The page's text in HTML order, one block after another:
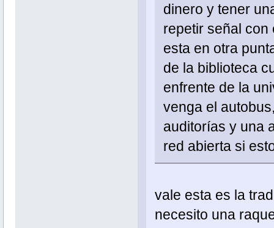
dinero y tener
repetir señal con
esta en otra
de la biblioteca
enfrente de la
venga el
auditorías y una
red abierta si
vale esta es la
necesito una